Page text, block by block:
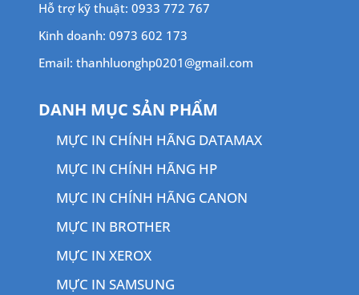
Hỗ trợ kỹ thuật: 0933 772 767
Kinh doanh: 0973 602 173
Email: thanhluonghp0201@gmail.com
DANH MỤC SẢN PHẨM
MỰC IN CHÍNH HÃNG DATAMAX
MỰC IN CHÍNH HÃNG HP
MỰC IN CHÍNH HÃNG CANON
MỰC IN BROTHER
MỰC IN XEROX
MỰC IN SAMSUNG